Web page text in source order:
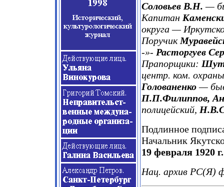
Соловьев В.Н. —
Капитан
округа —
Поручик
-»- Расторгуев
Прапорщики:
центр. ком.
Голованенко—
П.П.Филиппов,
полицейский,
Подлинное
Начальник
19 февраля 1920 г.
Нац. архив РС(Я)